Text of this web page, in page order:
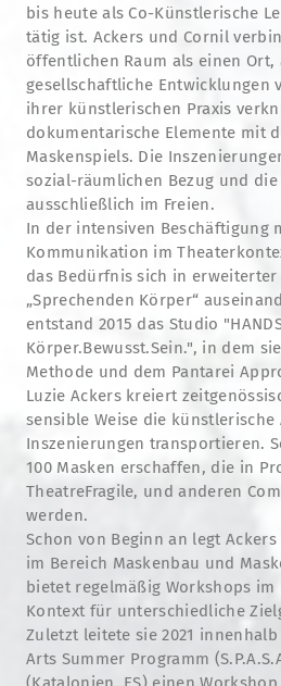
bis heute als Co-Künstlerische
tätig ist. Ackers und Cornil
öffentlichen Raum als einen Ort,
gesellschaftliche Entwicklungen
ihrer künstlerischen Praxis
dokumentarische Elemente mit
Maskenspiels. Die
sozial-räumlichen Bezug und
ausschließlich im Freien.
In der intensiven Beschäftigung
Kommunikation im
das Bedürfnis sich in erweiterter
„Sprechenden Körper“
entstand 2015 das Studio
Körper.Bewusst.Sein.", in dem
Methode und dem Pantarei
Luzie Ackers kreiert
sensible Weise die künstlerische
Inszenierungen transportieren.
100 Masken erschaffen, die in
TheatreFragile, und anderen
werden.
Schon von Beginn an legt
im Bereich Maskenbau und
bietet regelmäßig Workshops
Kontext für unterschiedliche
Zuletzt leitete sie 2021
Arts Summer Programm